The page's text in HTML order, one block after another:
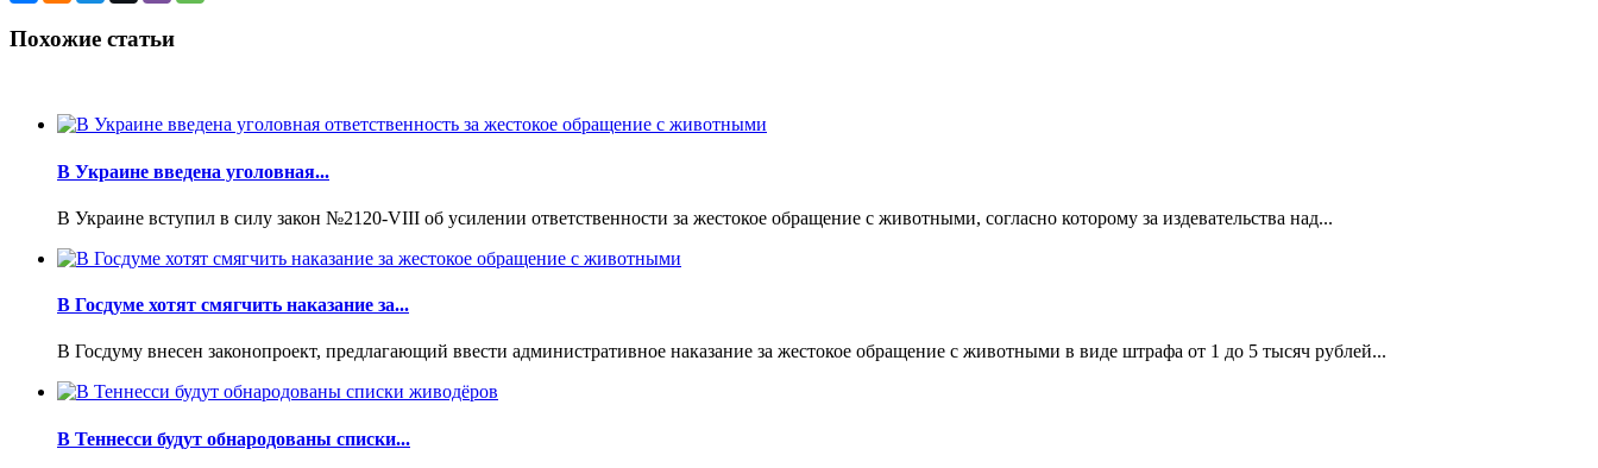
Похожие статьи
В Украине введена уголовная...
В Украине вступил в силу закон №2120-VIII об усилении ответственности за жестокое обращение с животными, согласно которому за издевательства над...
В Госдуме хотят смягчить наказание за...
В Госдуму внесен законопроект, предлагающий ввести административное наказание за жестокое обращение с животными в виде штрафа от 1 до 5 тысяч рублей...
В Теннесси будут обнародованы списки...